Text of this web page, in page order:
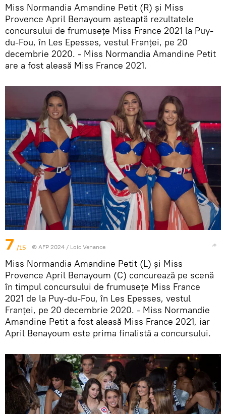
Miss Normandia Amandine Petit (R) și Miss
Provence April Benayoum așteaptă rezultatele
concursului de frumusețe Miss France 2021 la Puy-
du-Fou, în Les Epesses, vestul Franței, pe 20
decembrie 2020. - Miss Normandia Amandine Petit
are a fost aleasă Miss France 2021.
7 /15 © AFP 2024 / Loic Venance
Miss Normandia Amandine Petit (L) și Miss
Provence April Benayoum (C) concurează pe scenă
în timpul concursului de frumusețe Miss France
2021 de la Puy-du-Fou, în Les Epesses, vestul
Franței, pe 20 decembrie 2020. - Miss Normandie
Amandine Petit a fost aleasă Miss France 2021, iar
April Benayoum este prima finalistă a concursului.